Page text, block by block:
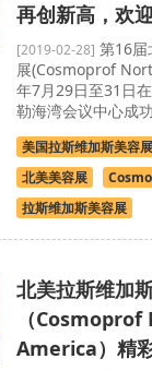
再创新高，欢
[2019-02-28] 第16届
展(Cosmoprof
年7月29日至31日
勒海湾会议中心成
美国拉斯维加斯美容展
北美美容展
拉斯维加斯美容展
北美拉斯维加
（
America）精